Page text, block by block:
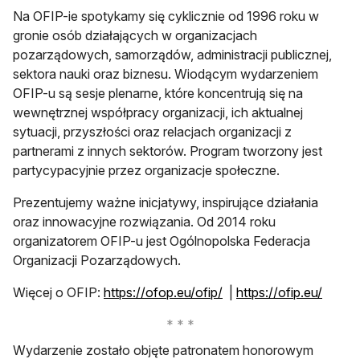
Na OFIP-ie spotykamy się cyklicznie od 1996 roku w
gronie osób działających w organizacjach
pozarządowych, samorządów, administracji publicznej,
sektora nauki oraz biznesu. Wiodącym wydarzeniem
OFIP-u są sesje plenarne, które koncentrują się na
wewnętrznej współpracy organizacji, ich aktualnej
sytuacji, przyszłości oraz relacjach organizacji z
partnerami z innych sektorów. Program tworzony jest
partycypacyjnie przez organizacje społeczne.
Prezentujemy ważne inicjatywy, inspirujące działania
oraz innowacyjne rozwiązania. Od 2014 roku
organizatorem OFIP-u jest Ogólnopolska Federacja
Organizacji Pozarządowych.
Więcej o OFIP: https://ofop.eu/ofip/otwiera się w nowej
https://ofip.eu/
Wydarzenie zostało objęte patronatem honorowym